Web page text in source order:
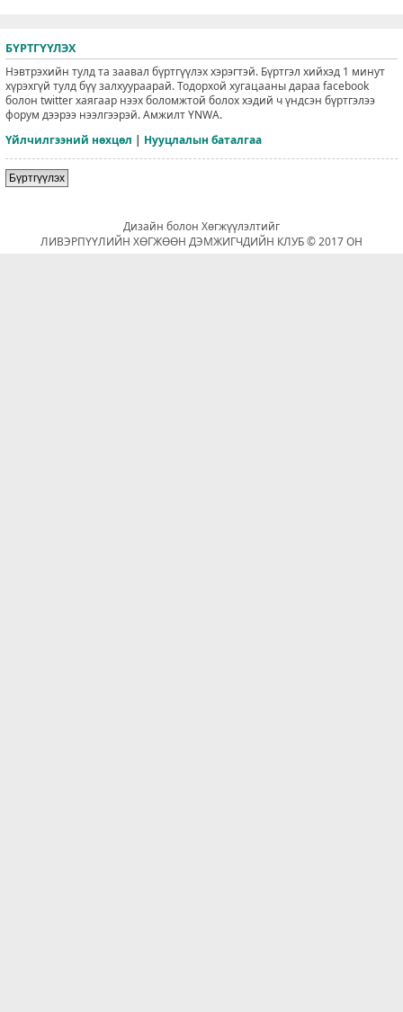
БҮРТГҮҮЛЭХ
Нэвтрэхийн тулд та заавал бүртгүүлэх хэрэгтэй. Бүртгэл хийхэд 1 минут
хүрэхгүй тулд бүү залхуураарай. Тодорхой хугацааны дараа facebook
болон twitter хаягаар нээх боломжтой болох хэдий ч үндсэн бүртгэлээ
форум дээрээ нээлгээрэй. Амжилт YNWA.
Үйлчилгээний нөхцөл | Нууцлалын баталгаа
Бүртгүүлэх
Дизайн болон Хөгжүүлэлтийг
ЛИВЭРПҮҮЛИЙН ХӨГЖӨӨН ДЭМЖИГЧДИЙН КЛУБ © 2017 ОН